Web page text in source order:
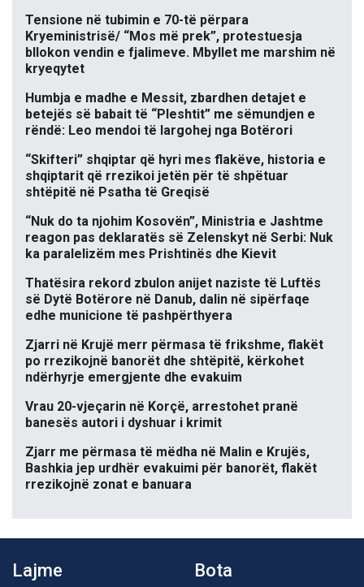
Tensione në tubimin e 70-të përpara
Kryeministrisë/ “Mos më prek”, protestuesja
bllokon vendin e fjalimeve. Mbyllet me marshim në
kryeqytet
Humbja e madhe e Messit, zbardhen detajet e
betejës së babait të “Pleshtit” me sëmundjen e
rëndë: Leo mendoi të largohej nga Botërori
“Skifteri” shqiptar që hyri mes flakëve, historia e
shqiptarit që rrezikoi jetën për të shpëtuar
shtëpitë në Psatha të Greqisë
“Nuk do ta njohim Kosovën”, Ministria e Jashtme
reagon pas deklaratës së Zelenskyt në Serbi: Nuk
ka paralelizëm mes Prishtinës dhe Kievit
Thatësira rekord zbulon anijet naziste të Luftës
së Dytë Botërore në Danub, dalin në sipërfaqe
edhe municione të pashpërthyera
Zjarri në Krujë merr përmasa të frikshme, flakët
po rrezikojnë banorët dhe shtëpitë, kërkohet
ndërhyrje emergjente dhe evakuim
Vrau 20-vjeçarin në Korçë, arrestohet pranë
banesës autori i dyshuar i krimit
Zjarr me përmasa të mëdha në Malin e Krujës,
Bashkia jep urdhër evakuimi për banorët, flakët
rrezikojnë zonat e banuara
Lajme Bota